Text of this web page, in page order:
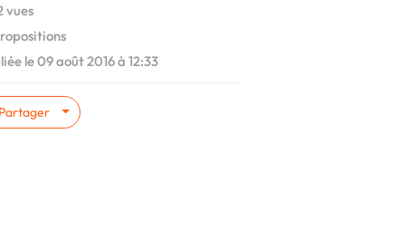
vues
le 09 août 2016 à 12:33
Partager